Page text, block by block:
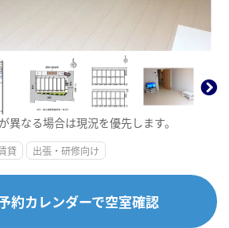
なる場合は現況を優先します。
貸 出張・研修向け
約カレンダーで空室確認